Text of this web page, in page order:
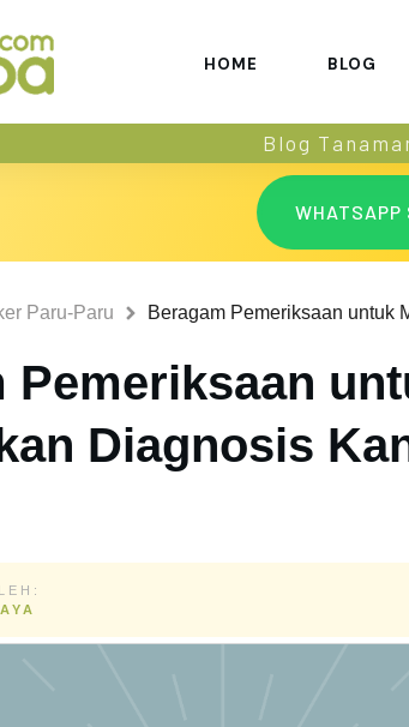
HOME BLOG
Blog
WHATSAPP
Paru-Paru
Pemeriksaan
Diagnosis